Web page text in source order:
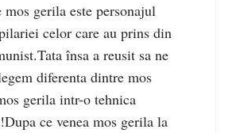
mos gerila este personajul
celor care au prins din
însa a reusit sa ne
diferenta dintre mos
gerila intr-o tehnica
ce venea mos gerila la